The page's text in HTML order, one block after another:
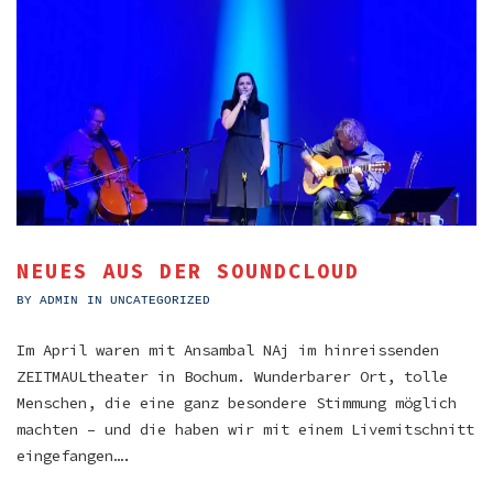
NEUES AUS DER SOUNDCLOUD
BY ADMIN IN UNCATEGORIZED
Im April waren mit Ansambal NAj im hinreissenden
ZEITMAULtheater in Bochum. Wunderbarer Ort, tolle
Menschen, die eine ganz besondere Stimmung möglich
machten – und die haben wir mit einem Livemitschnitt
eingefangen….